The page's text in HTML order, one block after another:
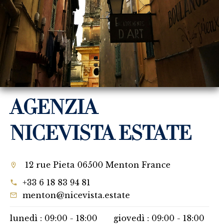
AGENZIA
NICEVISTA ESTATE
12 rue Pieta 06500 Menton France
+33 6 18 83 94 81
menton@nicevista.estate
lunedì : 09:00 - 18:00
giovedì : 09:00 - 18:00